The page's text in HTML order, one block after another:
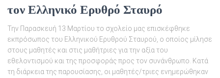
τον Ελληνικό Ερυθρό Σταυρό
Την Παρασκευή 13 Μαρτίου το σχολείο μας επισκέφθηκε
εκπρόσωπος του Ελληνικού Ερυθρού Σταυρού, ο οποίος μίλησε
στους μαθητές και στις μαθήτριες για την αξία του
εθελοντισμού και της προσφοράς προς τον συνάνθρωπο. Κατά
τη διάρκεια της παρουσίασης, οι μαθητές/τριες ενημερώθηκαν